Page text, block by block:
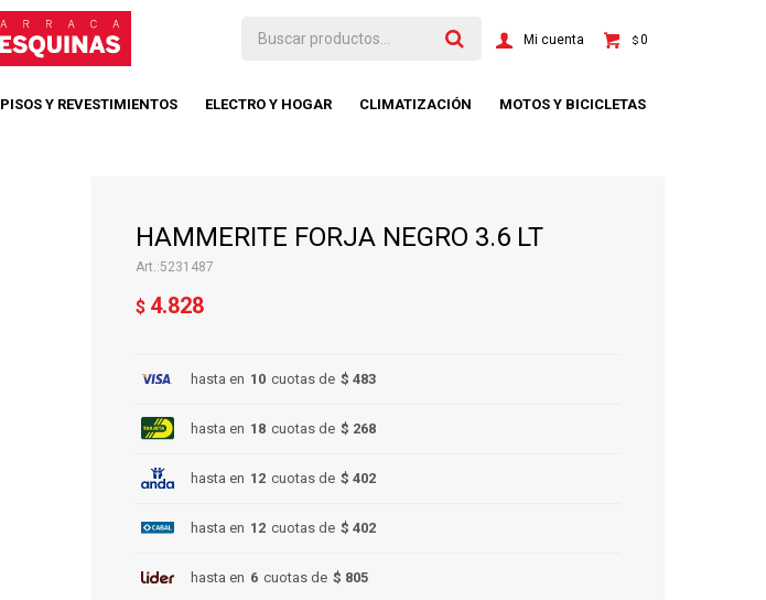
PISOS Y REVESTIMIENTOS ELECTRO Y HOGAR CLIMATIZACIÓN MOTOS Y BICICLETAS
$0
HAMMERITE FORJA NEGRO 3.6 LT
5231487
$ 4.828
hasta en 10 cuotas de $ 483
hasta en 18 cuotas de $ 268
hasta en 12 cuotas de $ 402
hasta en 12 cuotas de $ 402
hasta en 6 cuotas de $ 805